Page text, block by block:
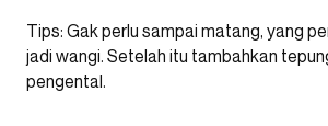
Tips: Gak perlu sampai matang, yang
jadi wangi. Setelah itu tambahkan
pengental.